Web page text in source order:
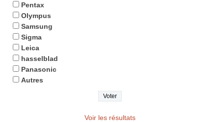
Pentax
Olympus
Samsung
Sigma
Leica
hasselblad
Panasonic
Autres
Voir les résultats